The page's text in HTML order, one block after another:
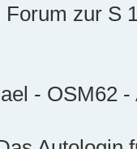
Forum zur S
- OSM62